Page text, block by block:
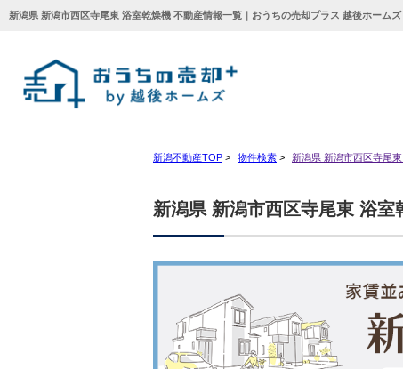
新潟県 新潟市西区寺尾東 浴室乾燥機 不動産情報一覧｜おうちの売却プラス 越後ホームズ
新潟不動産TOP > 物件検索 > 新潟県 新潟市西区寺尾
新潟県 新潟市西区寺尾東 浴